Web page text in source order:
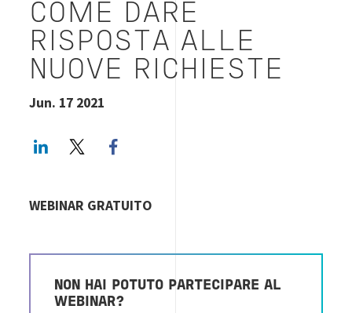
COME DARE
RISPOSTA ALLE
NUOVE RICHIESTE
Jun. 17 2021
LinkedInTwitter
WEBINAR GRATUITO
NON HAI POTUTO PARTECIPARE AL
WEBINAR?